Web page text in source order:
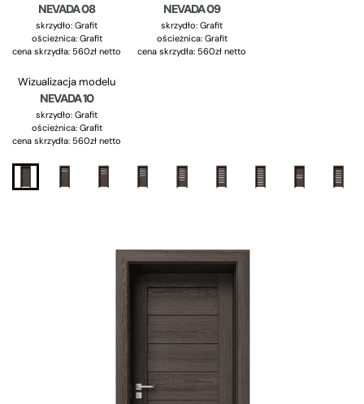
NEVADA 08
skrzydło: Grafit
ościeżnica: Grafit
cena skrzydła: 560zł netto
NEVADA 09
skrzydło: Grafit
ościeżnica: Grafit
cena skrzydła: 560zł netto
Wizualizacja modelu
NEVADA 10
skrzydło: Grafit
ościeżnica: Grafit
cena skrzydła: 560zł netto